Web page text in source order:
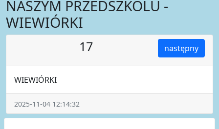
NASZYM PRZEDSZKOLU -
WIEWIÓRKI
następny
17
WIEWIÓRKI
2025-11-04 12:14:32